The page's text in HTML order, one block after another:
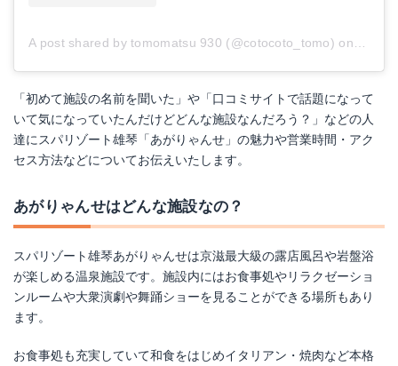
A post shared by tomomatsu 930 (@cotocoto_tomo) on May
「初めて施設の名前を聞いた」や「口コミサイトで話題になって
いて気になっていたんだけどどんな施設なんだろう？」などの人
達にスパリゾート雄琴「あがりゃんせ」の魅力や営業時間・アク
セス方法などについてお伝えいたします。
あがりゃんせはどんな施設なの？
スパリゾート雄琴あがりゃんせは京滋最大級の露店風呂や岩盤浴
が楽しめる温泉施設です。施設内にはお食事処やリラクゼーショ
ンルームや大衆演劇や舞踊ショーを見ることができる場所もあり
ます。
お食事処も充実していて和食をはじめイタリアン・焼肉など本格